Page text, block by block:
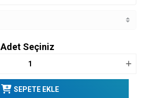
Adet Seçiniz
SEPETE EKLE